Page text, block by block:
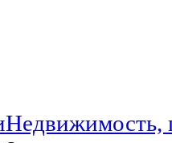
Недвижимость,